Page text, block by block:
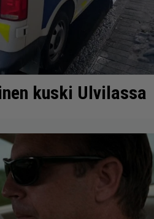
kuski Ulvilassa